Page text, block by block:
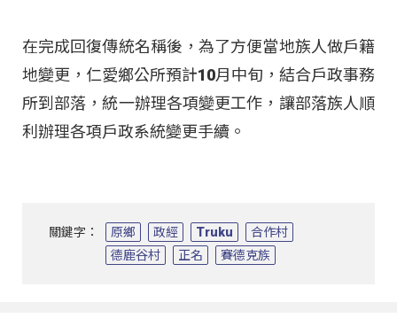
在完成回復傳統名稱後，為了方便當地族人做戶籍
地變更，仁愛鄉公所預計10月中旬，結合戶政事務
所到部落，統一辦理各項變更工作，讓部落族人順
利辦理各項戶政系統變更手續。
關鍵字： 原鄉 政經 Truku
合作村
德鹿谷村
正名 賽德克族